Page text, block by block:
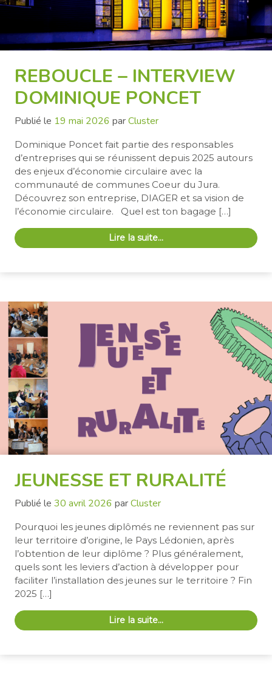
REBOUCLE – INTERVIEW
DOMINIQUE PONCET
Publié le 19 mai 2026 parCluster
Dominique Poncet fait partie des responsables
d’entreprises qui se réunissent depuis 2025 autours
des enjeux d’économie circulaire avec la
communauté de communes Coeur du Jura.
Découvrez son entreprise, DIAGER et sa vision de
l’économie circulaire. Quel est ton bagage […]
Lire la suite…
JEUNESSE ET RURALITÉ
Publié le 30 avril 2026 parCluster
Pourquoi les jeunes diplômés ne reviennent pas sur
leur territoire d’origine, le Pays Lédonien, après
l’obtention de leur diplôme ? Plus généralement,
quels sont les leviers d’action à développer pour
faciliter l’installation des jeunes sur le territoire ? Fin
2025 […]
Lire la suite…